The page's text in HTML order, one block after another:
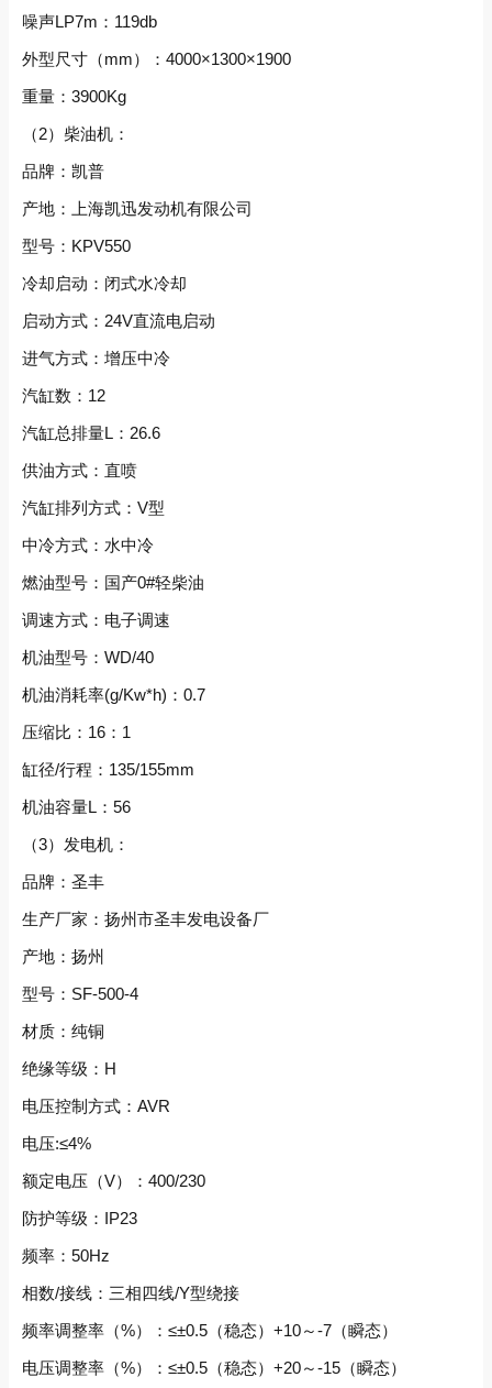
噪声LP7m：119db
外型尺寸（mm）：4000×1300×1900
重量：3900Kg
（2）柴油机：
品牌：凯普
产地：上海凯迅发动机有限公司
型号：KPV550
冷却启动：闭式水冷却
启动方式：24V直流电启动
进气方式：增压中冷
汽缸数：12
汽缸总排量L：26.6
供油方式：直喷
汽缸排列方式：V型
中冷方式：水中冷
燃油型号：国产0#轻柴油
调速方式：电子调速
机油型号：WD/40
机油消耗率(g/Kw*h)：0.7
压缩比：16：1
缸径/行程：135/155mm
机油容量L：56
（3）发电机：
品牌：圣丰
生产厂家：扬州市圣丰发电设备厂
产地：扬州
型号：SF-500-4
材质：纯铜
绝缘等级：H
电压控制方式：AVR
电压:≤4%
额定电压（V）：400/230
防护等级：IP23
频率：50Hz
相数/接线：三相四线/Y型绕接
频率调整率（%）：≤±0.5（稳态）+10～-7（瞬态）
电压调整率（%）：≤±0.5（稳态）+20～-15（瞬态）